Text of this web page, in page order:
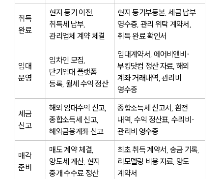
취득
완료
현지 등기 이전,
취득세 납부,
관리업체 계약 체결
현지 등기부등본, 세금 납부
영수증, 관리 위탁 계약서,
취득 완료 확인서
임대
운영
임차인 모집,
단기임대 플랫폼
등록, 월세 수익 정산
임대계약서, 에어비앤비·
부킹닷컴 정산 자료, 해외
계좌 거래내역, 관리비
영수증
세금
신고
해외 임대수익 신고,
종합소득세 신고,
해외금융계좌 신고
종합소득세 신고서, 환전
내역, 수익 정산표, 수리비·
관리비 영수증
매각
준비
매도 계약 체결,
양도세 계산, 현지
중개 수수료 정산
최초 취득 계약서, 송금 기록,
리모델링 비용 자료, 양도
계약서